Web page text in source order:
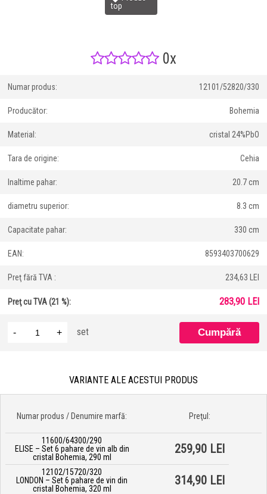
top
0x
Numar produs: 12101/52820/330
Producător: Bohemia
Material: cristal 24%PbO
Tara de origine: Cehia
Inaltime pahar: 20.7 cm
diametru superior: 8.3 cm
Capacitate pahar: 330 cm
EAN: 8593403700629
Preţ fără TVA : 234,63 LEI
Preţ cu TVA (21 %): 283,90 LEI
- + set
VARIANTE ALE ACESTUI PRODUS
Numar produs / Denumire marfă: Preţul:
11600/64300/290
ELISE – Set 6 pahare de vin alb din
cristal Bohemia, 290 ml
259,90 LEI
12102/15720/320
LONDON – Set 6 pahare de vin din
cristal Bohemia, 320 ml
314,90 LEI